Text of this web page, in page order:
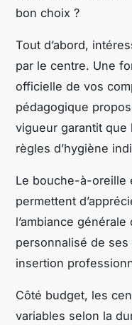
bon choix ?
Tout d’abord,
par le centre. Une
officielle de vos
pédagogique
vigueur garantit
règles d’hygiène
Le bouche-à-oreille
permettent
l’ambiance
personnalisé de
insertion
Côté budget, les
variables selon la